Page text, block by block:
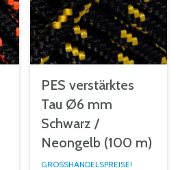
PES verstärktes
Tau Ø6 mm
Schwarz /
Neongelb (100 m)
GROSSHANDELSPREISE!